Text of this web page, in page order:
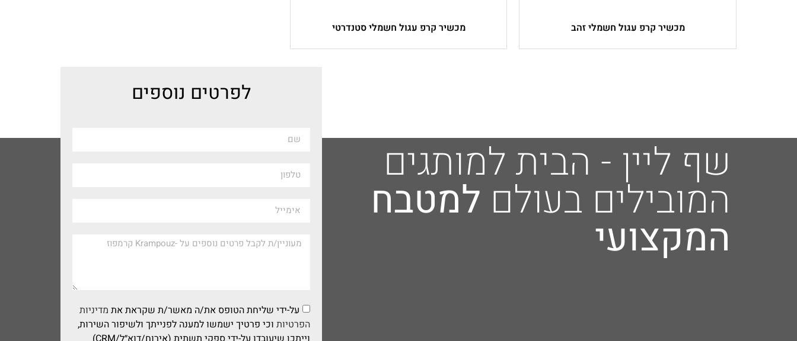
מכשיר קרפ עגול חשמלי זהב מכשיר קרפ עגול חשמלי סטנדרטי
שף ליין - הבית למותגים
המובילים בעולם למטבח
המקצועי
לפרטים נוספים
על-ידי שליחת הטופס את/ה מאשר/ת שקראת את מדיניות
הפרטיות וכי פרטיך ישמשו למענה לפנייתך ולשיפור השירות,